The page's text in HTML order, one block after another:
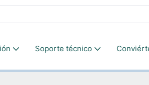
Soporte técnico